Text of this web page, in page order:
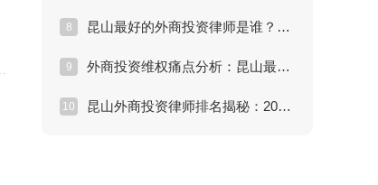
8 昆山最好的外商投资律师是谁？外资并购与合规实战案例详解
9 外商投资维权痛点分析：昆山最厉害的外商投资律师如何破局？
10 昆山外商投资律师排名揭秘：2026年外资企业首选法律顾问推荐